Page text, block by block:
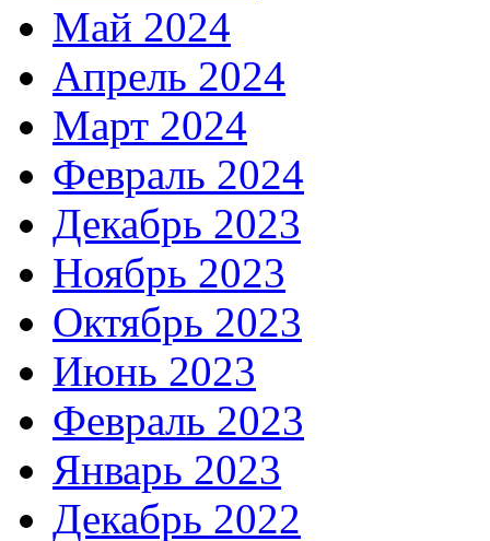
Май 2024
Апрель 2024
Март 2024
Февраль 2024
Декабрь 2023
Ноябрь 2023
Октябрь 2023
Июнь 2023
Февраль 2023
Январь 2023
Декабрь 2022